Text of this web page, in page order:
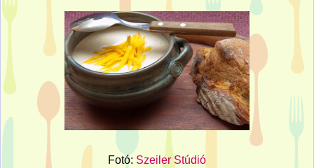
Fotó: Szeiler Stúdió